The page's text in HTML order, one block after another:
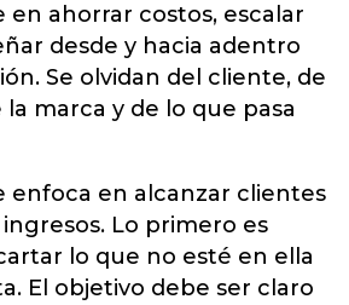
en ahorrar costos, escalar
desde y hacia adentro
Se olvidan del cliente, de
la marca y de lo que pasa
enfoca en alcanzar clientes
Lo primero es
lo que no esté en ella
El objetivo debe ser claro